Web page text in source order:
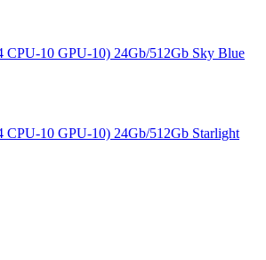
10 GPU-10) 24Gb/512Gb Sky Blue
10 GPU-10) 24Gb/512Gb Starlight